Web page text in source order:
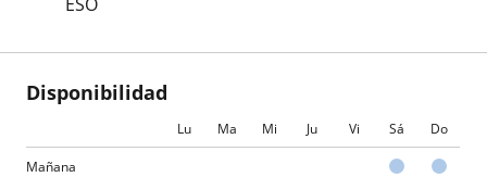
Disponibilidad
Lu Ma Mi Ju Vi Sá Do
Mañana